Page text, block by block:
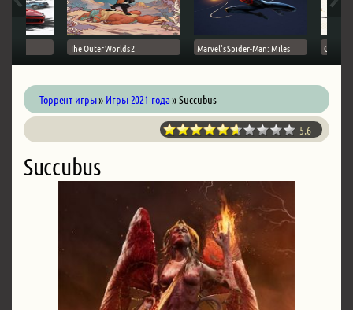
The Outer Worlds 2 Marvel's Spider-Man: Miles Ghost
Торрент игры» Игры 2021 года» Succubus
5.6
Succubus